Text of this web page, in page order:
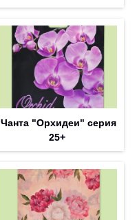
Чанта "Орхидеи" серия
25+